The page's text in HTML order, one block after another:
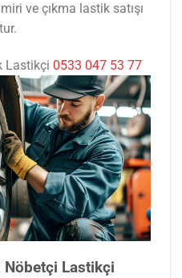
ve çıkma lastik satışı
Lastikçi 0533 047 53 77
Lastikçi